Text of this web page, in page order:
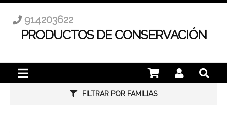
PRODUCTOS DE CONSERVACIÓN
914203622
FILTRAR POR FAMILIAS